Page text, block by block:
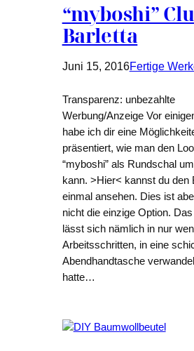
“myboshi”
Barletta
Juni 15, 2016Fertige
Transparenz: unbezahlte
Werbung/Anzeige Vor
habe ich dir eine
präsentiert, wie man den
“myboshi” als Rundschal
kann. >Hier< kannst du den
einmal ansehen. Dies ist
nicht die einzige Option.
lässt sich nämlich in nur
Arbeitsschritten, in eine
Abendhandtasche
hatte…